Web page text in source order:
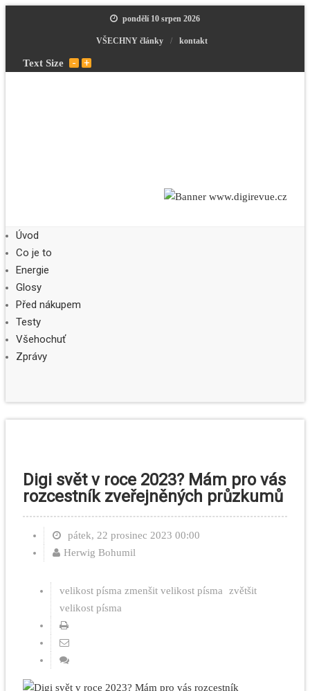
pondělí 10 srpen 2026
VŠECHNY články kontakt
Text Size
Úvod
Co je to
Energie
Glosy
Před nákupem
Testy
Všehochuť
Zprávy
Digi svět v roce 2023? Mám pro vás
rozcestník zveřejněných průzkumů
pátek, 22 prosinec 2023 00:00
Herwig Bohumil
velikost písma zmenšit velikost písma
zvětšit
velikost písma